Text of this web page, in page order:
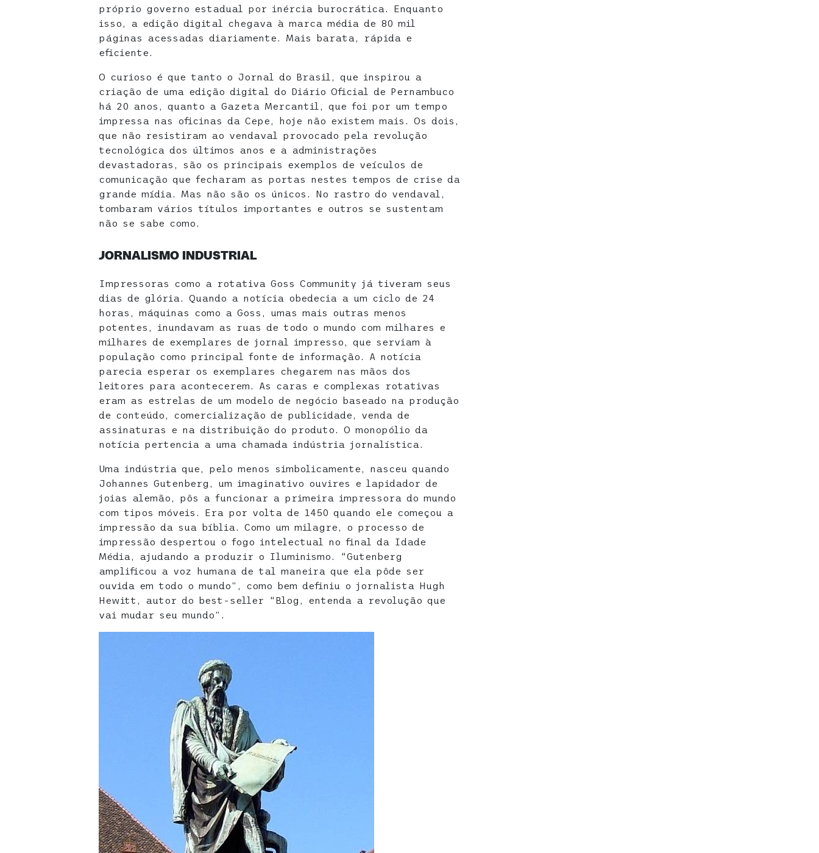
próprio governo estadual por inércia burocrática. Enquanto
isso, a edição digital chegava à marca média de 80 mil
páginas acessadas diariamente. Mais barata, rápida e
eficiente.
O curioso é que tanto o Jornal do Brasil, que inspirou a
criação de uma edição digital do Diário Oficial de Pernambuco
há 20 anos, quanto a Gazeta Mercantil, que foi por um tempo
impressa nas oficinas da Cepe, hoje não existem mais. Os dois,
que não resistiram ao vendaval provocado pela revolução
tecnológica dos últimos anos e a administrações
devastadoras, são os principais exemplos de veículos de
comunicação que fecharam as portas nestes tempos de crise da
grande mídia. Mas não são os únicos. No rastro do vendaval,
tombaram vários títulos importantes e outros se sustentam
não se sabe como.
JORNALISMO INDUSTRIAL
Impressoras como a rotativa Goss Community já tiveram seus
dias de glória. Quando a notícia obedecia a um ciclo de 24
horas, máquinas como a Goss, umas mais outras menos
potentes, inundavam as ruas de todo o mundo com milhares e
milhares de exemplares de jornal impresso, que serviam à
população como principal fonte de informação. A notícia
parecia esperar os exemplares chegarem nas mãos dos
leitores para acontecerem. As caras e complexas rotativas
eram as estrelas de um modelo de negócio baseado na produção
de conteúdo, comercialização de publicidade, venda de
assinaturas e na distribuição do produto. O monopólio da
notícia pertencia a uma chamada indústria jornalística.
Uma indústria que, pelo menos simbolicamente, nasceu quando
Johannes Gutenberg, um imaginativo ouvires e lapidador de
joias alemão, pôs a funcionar a primeira impressora do mundo
com tipos móveis. Era por volta de 1450 quando ele começou a
impressão da sua bíblia. Como um milagre, o processo de
impressão despertou o fogo intelectual no final da Idade
Média, ajudando a produzir o Iluminismo. “Gutenberg
amplificou a voz humana de tal maneira que ela pôde ser
ouvida em todo o mundo”, como bem definiu o jornalista Hugh
Hewitt, autor do best-seller “Blog, entenda a revolução que
vai mudar seu mundo”.